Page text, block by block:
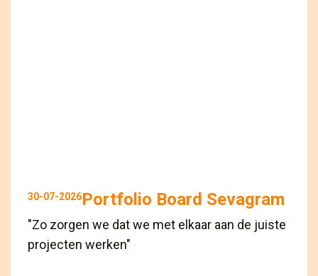
30-07-2026Portfolio Board Sevagram
"Zo zorgen we dat we met elkaar aan de juiste
projecten werken"